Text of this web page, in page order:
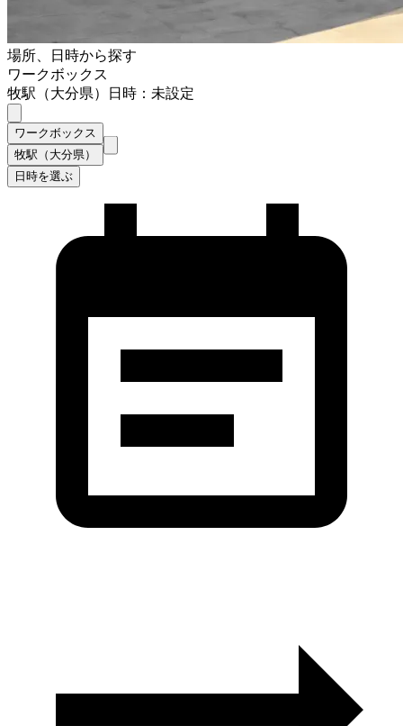
場所、日時から探す
ワークボックス
牧駅（大分県）
日時：未設定
ワークボックス
牧駅（大分県）
日時を選ぶ